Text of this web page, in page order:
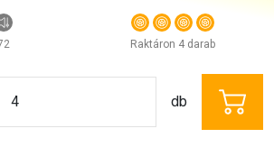
Raktáron 4 darab
db